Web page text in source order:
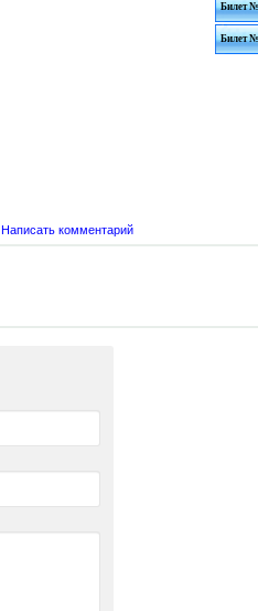
Билет
Билет
Написать комментарий